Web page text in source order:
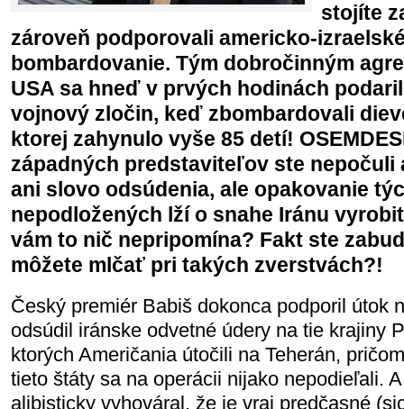
stojíte
zároveň podporovali americko-
bombardovanie. Tým dobročinným
USA sa hneď v prvých hodinách
vojnový zločin, keď zbombardovali
ktorej zahynulo vyše 85 detí!
západných predstaviteľov ste nepočuli
ani slovo odsúdenia, ale opakovanie
nepodložených lží o snahe Iránu
vám to nič nepripomína? Fakt ste
môžete mlčať pri takých zverstvách?!
Český premiér Babiš dokonca podporil útok
odsúdil iránske odvetné údery na tie krajiny
ktorých Američania útočili na Teherán,
tieto štáty sa na operácii nijako nepodieľali.
alibisticky vyhováral, že je vraj predčasné